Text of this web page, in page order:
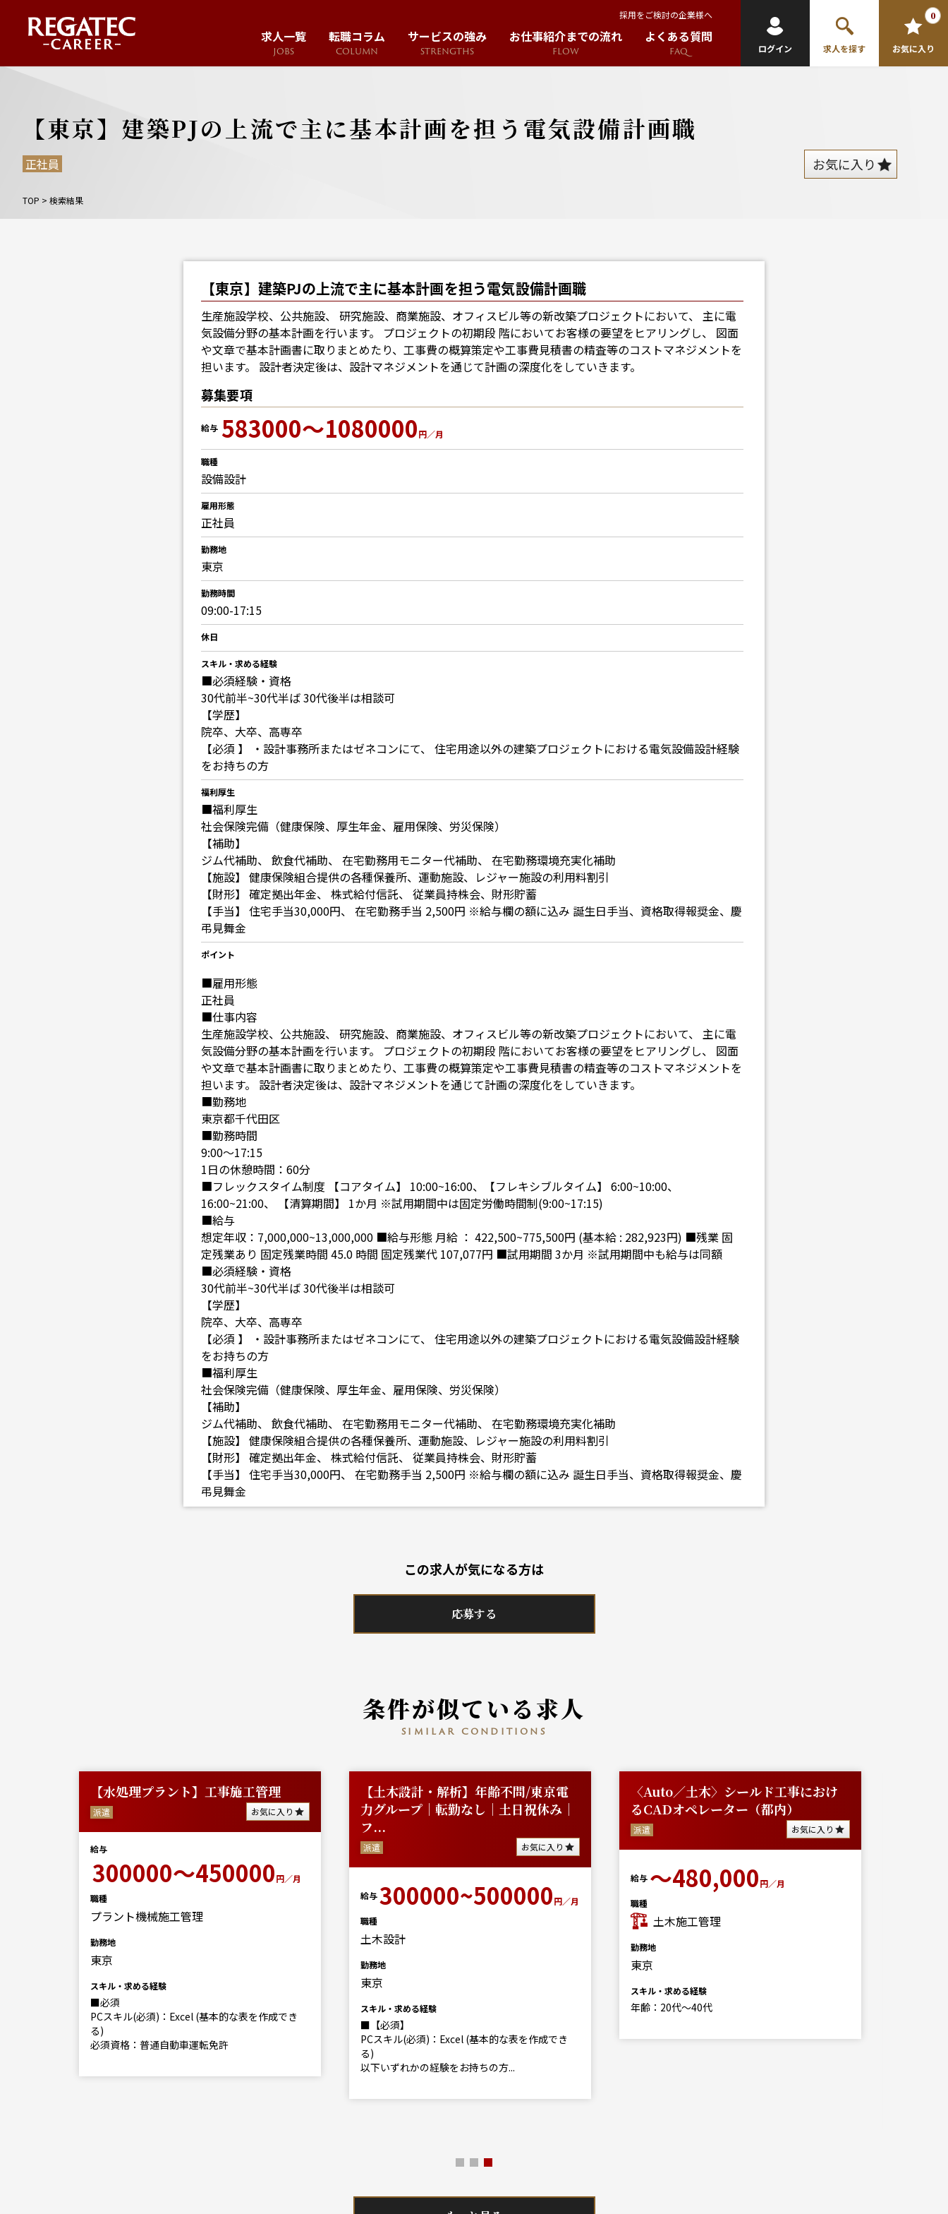
採用をご検討の企業様へ
求人一覧
JOBS
転職コラム
COLUMN
サービスの強み
STRENGTHS
お仕事紹介までの流れ
FLOW
よくある質問
FAQ ログイン 求人を探す お気に入り
0
【東京】建築PJの上流で主に基本計画を担う電気設備計画職
正社員 お気に入り
TOP > 検索結果
【東京】建築PJの上流で主に基本計画を担う電気設備計画職
生産施設学校、公共施設、 研究施設、商業施設、オフィスビル等の新改築プロジェクトにおいて、 主に電
気設備分野の基本計画を行います。 プロジェクトの初期段 階においてお客様の要望をヒアリングし、 図面
や文章で基本計画書に取りまとめたり、工事費の概算策定や工事費見積書の精査等のコストマネジメントを
担います。 設計者決定後は、設計マネジメントを通じて計画の深度化をしていきます。
募集要項
給与 583000～1080000円／月
職種
設備設計
雇用形態
正社員
勤務地
東京
勤務時間
09:00-17:15
休日
スキル・求める経験
■必須経験・資格
30代前半~30代半ば 30代後半は相談可
【学歴】
院卒、大卒、高専卒
【必須 】 ・設計事務所またはゼネコンにて、 住宅用途以外の建築プロジェクトにおける電気設備設計経験
をお持ちの方
福利厚生
■福利厚生
社会保険完備（健康保険、厚生年金、雇用保険、労災保険）
【補助】
ジム代補助、 飲食代補助、 在宅勤務用モニター代補助、 在宅勤務環境充実化補助
【施設】 健康保険組合提供の各種保養所、運動施設、レジャー施設の利用料割引
【財形】 確定拠出年金、 株式給付信託、 従業員持株会、財形貯蓄
【手当】 住宅手当30,000円、 在宅勤務手当 2,500円 ※給与欄の額に込み 誕生日手当、資格取得報奨金、慶
弔見舞金
ポイント
■雇用形態
正社員
■仕事内容
生産施設学校、公共施設、 研究施設、商業施設、オフィスビル等の新改築プロジェクトにおいて、 主に電
気設備分野の基本計画を行います。 プロジェクトの初期段 階においてお客様の要望をヒアリングし、 図面
や文章で基本計画書に取りまとめたり、工事費の概算策定や工事費見積書の精査等のコストマネジメントを
担います。 設計者決定後は、設計マネジメントを通じて計画の深度化をしていきます。
■勤務地
東京都千代田区
■勤務時間
9:00～17:15
1日の休憩時間：60分
■フレックスタイム制度 【コアタイム】 10:00~16:00、【フレキシブルタイム】 6:00~10:00、
16:00~21:00、 【清算期間】 1か月 ※試用期間中は固定労働時間制(9:00~17:15)
■給与
想定年収：7,000,000~13,000,000 ■給与形態 月給 ： 422,500~775,500円 (基本給 : 282,923円) ■残業 固
定残業あり 固定残業時間 45.0 時間 固定残業代 107,077円 ■試用期間 3か月 ※試用期間中も給与は同額
■必須経験・資格
30代前半~30代半ば 30代後半は相談可
【学歴】
院卒、大卒、高専卒
【必須 】 ・設計事務所またはゼネコンにて、 住宅用途以外の建築プロジェクトにおける電気設備設計経験
をお持ちの方
■福利厚生
社会保険完備（健康保険、厚生年金、雇用保険、労災保険）
【補助】
ジム代補助、 飲食代補助、 在宅勤務用モニター代補助、 在宅勤務環境充実化補助
【施設】 健康保険組合提供の各種保養所、運動施設、レジャー施設の利用料割引
【財形】 確定拠出年金、 株式給付信託、 従業員持株会、財形貯蓄
【手当】 住宅手当30,000円、 在宅勤務手当 2,500円 ※給与欄の額に込み 誕生日手当、資格取得報奨金、慶
弔見舞金
この求人が気になる方は
応募する
条件が似ている求人
similar conditions
【水処理プラント】工事施工管理
派遣 お気に入り
給与
300000～450000円／月
職種
プラント機械施工管理
勤務地
東京
スキル・求める経験
■必須
PCスキル(必須)：Excel (基本的な表を作成でき
る)
必須資格：普通自動車運転免許
【土木設計・解析】年齢不問/東京電
力グループ｜転勤なし｜土日祝休み｜
フ...
派遣 お気に入り
給与300000~500000円／月
職種
土木設計
勤務地
東京
スキル・求める経験
■【必須】
PCスキル(必須)：Excel (基本的な表を作成でき
る)
以下いずれかの経験をお持ちの方...
〈Auto／土木〉シールド工事におけ
るCADオペレーター（都内）
派遣 お気に入り
給与 〜480,000円／月
職種
土木施工管理
勤務地
東京
スキル・求める経験
年齢：20代～40代